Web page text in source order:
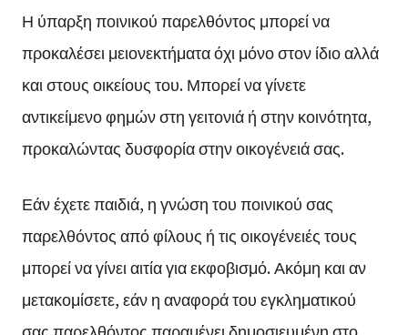
Η ύπαρξη ποινικού παρελθόντος μπορεί να
προκαλέσει μειονεκτήματα όχι μόνο στον ίδιο αλλά
και στους οικείους του. Μπορεί να γίνετε
αντικείμενο φημών στη γειτονιά ή στην κοινότητα,
προκαλώντας δυσφορία στην οικογένειά σας.
Εάν έχετε παιδιά, η γνώση του ποινικού σας
παρελθόντος από φίλους ή τις οικογένειές τους
μπορεί να γίνει αιτία για εκφοβισμό. Ακόμη και αν
μετακομίσετε, εάν η αναφορά του εγκληματικού